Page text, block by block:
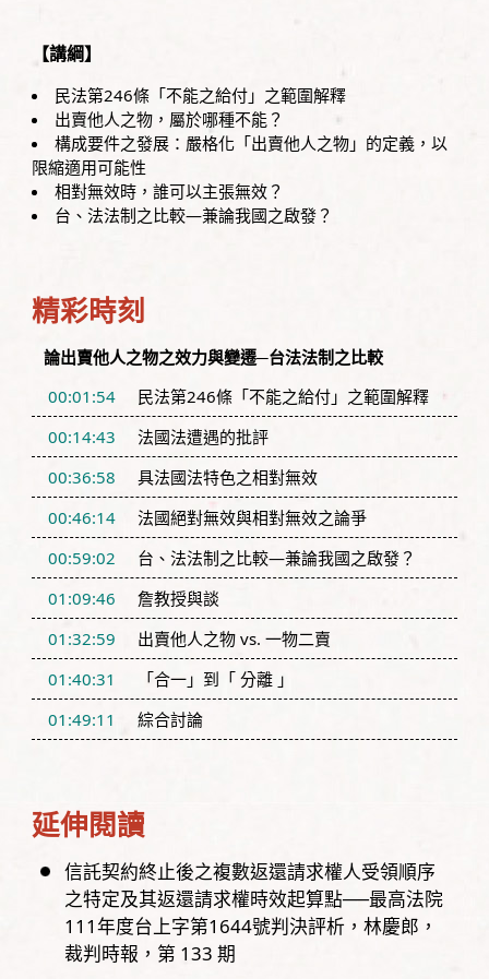
【講綱】
民法第246條「不能之給付」之範圍解釋
出賣他人之物，屬於哪種不能？
構成要件之發展：嚴格化「出賣他人之物」的定義，以
限縮適用可能性
相對無效時，誰可以主張無效？
台、法法制之比較—兼論我國之啟發？
精彩時刻
論出賣他人之物之效力與變遷─台法法制之比較
00:01:54
民法第246條「不能之給付」之範圍解釋
00:14:43
法國法遭遇的批評
00:36:58
具法國法特色之相對無效
00:46:14
法國絕對無效與相對無效之論爭
00:59:02
台、法法制之比較—兼論我國之啟發？
01:09:46
詹教授與談
01:32:59
出賣他人之物 vs. 一物二賣
01:40:31
「合一」到「 分離 」
01:49:11
綜合討論
延伸閱讀
信託契約終止後之複數返還請求權人受領順序
之特定及其返還請求權時效起算點──最高法院
111年度台上字第1644號判決評析
林慶郎
裁判時報， 第 133 期